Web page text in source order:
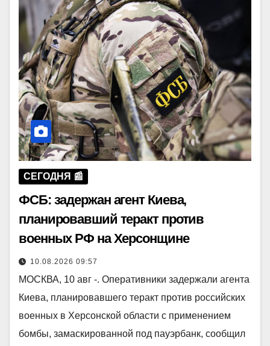
СЕГОДНЯ 📰
ФСБ: задержан агент Киева,
планировавший теракт против
военных РФ на Херсонщине
10.08.2026 09:57
МОСКВА, 10 авг -. Оперативники задержали агента
Киева, планировавшего теракт против российских
военных в Херсонской области с применением
бомбы, замаскированной под пауэрбанк, сообщил